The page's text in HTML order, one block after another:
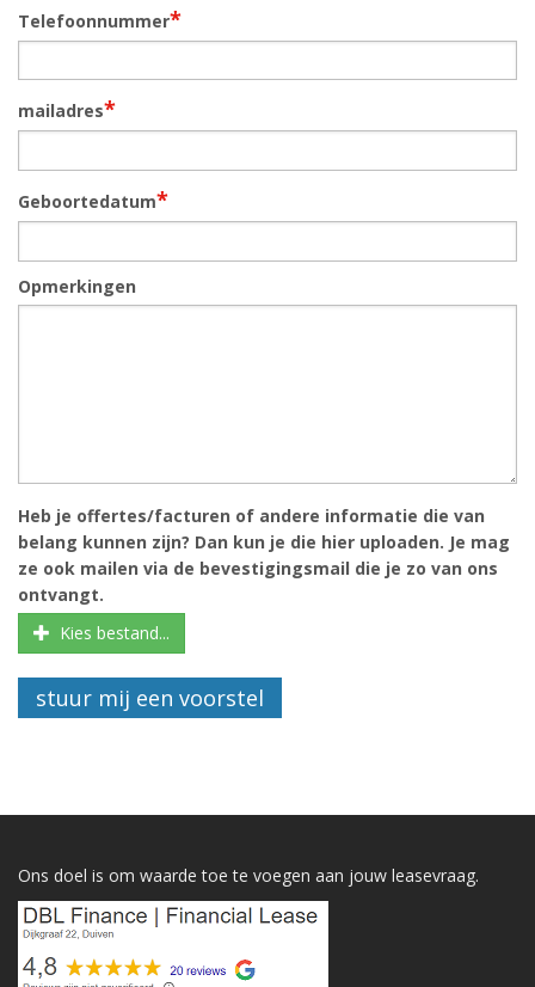
Telefoonnummer*
mailadres*
Geboortedatum*
Opmerkingen
Heb je offertes/facturen of andere informatie die van
belang kunnen zijn? Dan kun je die hier uploaden. Je mag
ze ook mailen via de bevestigingsmail die je zo van ons
ontvangt.
Kies bestand...
stuur mij een voorstel
Ons doel is om waarde toe te voegen aan jouw leasevraag.